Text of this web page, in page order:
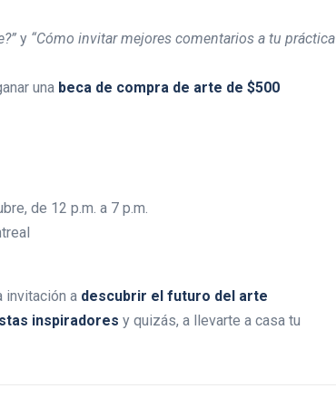
y “Cómo invitar mejores comentarios a tu práctica
una beca de compra de arte de $500
de 12 p.m. a 7 p.m.
invitación a descubrir el futuro del arte
inspiradores y quizás, a llevarte a casa tu